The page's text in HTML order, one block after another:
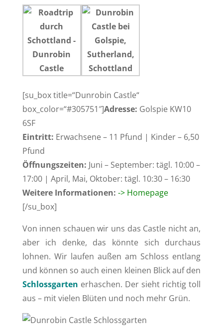
[su_box title=“Dunrobin Castle“
box_color=“#305751″]Adresse: Golspie KW10
6SF
Eintritt: Erwachsene – 11 Pfund | Kinder – 6,50
Pfund
Öffnungszeiten: Juni – September: tägl. 10:00 –
17:00 | April, Mai, Oktober: tägl. 10:30 – 16:30
Weitere Informationen: -> Homepage
[/su_box]
Von innen schauen wir uns das Castle nicht an,
aber ich denke, das könnte sich durchaus
lohnen. Wir laufen außen am Schloss entlang
und können so auch einen kleinen Blick auf den
Schlossgarten erhaschen. Der sieht richtig toll
aus – mit vielen Blüten und noch mehr Grün.